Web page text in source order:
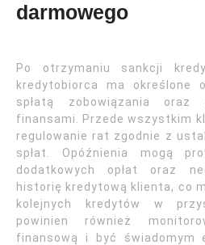
darmowego
Po otrzymaniu sankcji
kredytobiorca ma określone
spłatą zobowiązania oraz
finansami. Przede wszystkim
regulowanie rat zgodnie z
spłat. Opóźnienia mogą
dodatkowych opłat oraz
historię kredytową klienta, co
kolejnych kredytów w
powinien również
finansową i być świadomym